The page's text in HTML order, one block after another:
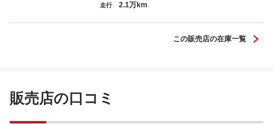
タウンエースバン ＧＬ
走行 2.1万km
この販売店の在庫一覧
販売店の口コミ